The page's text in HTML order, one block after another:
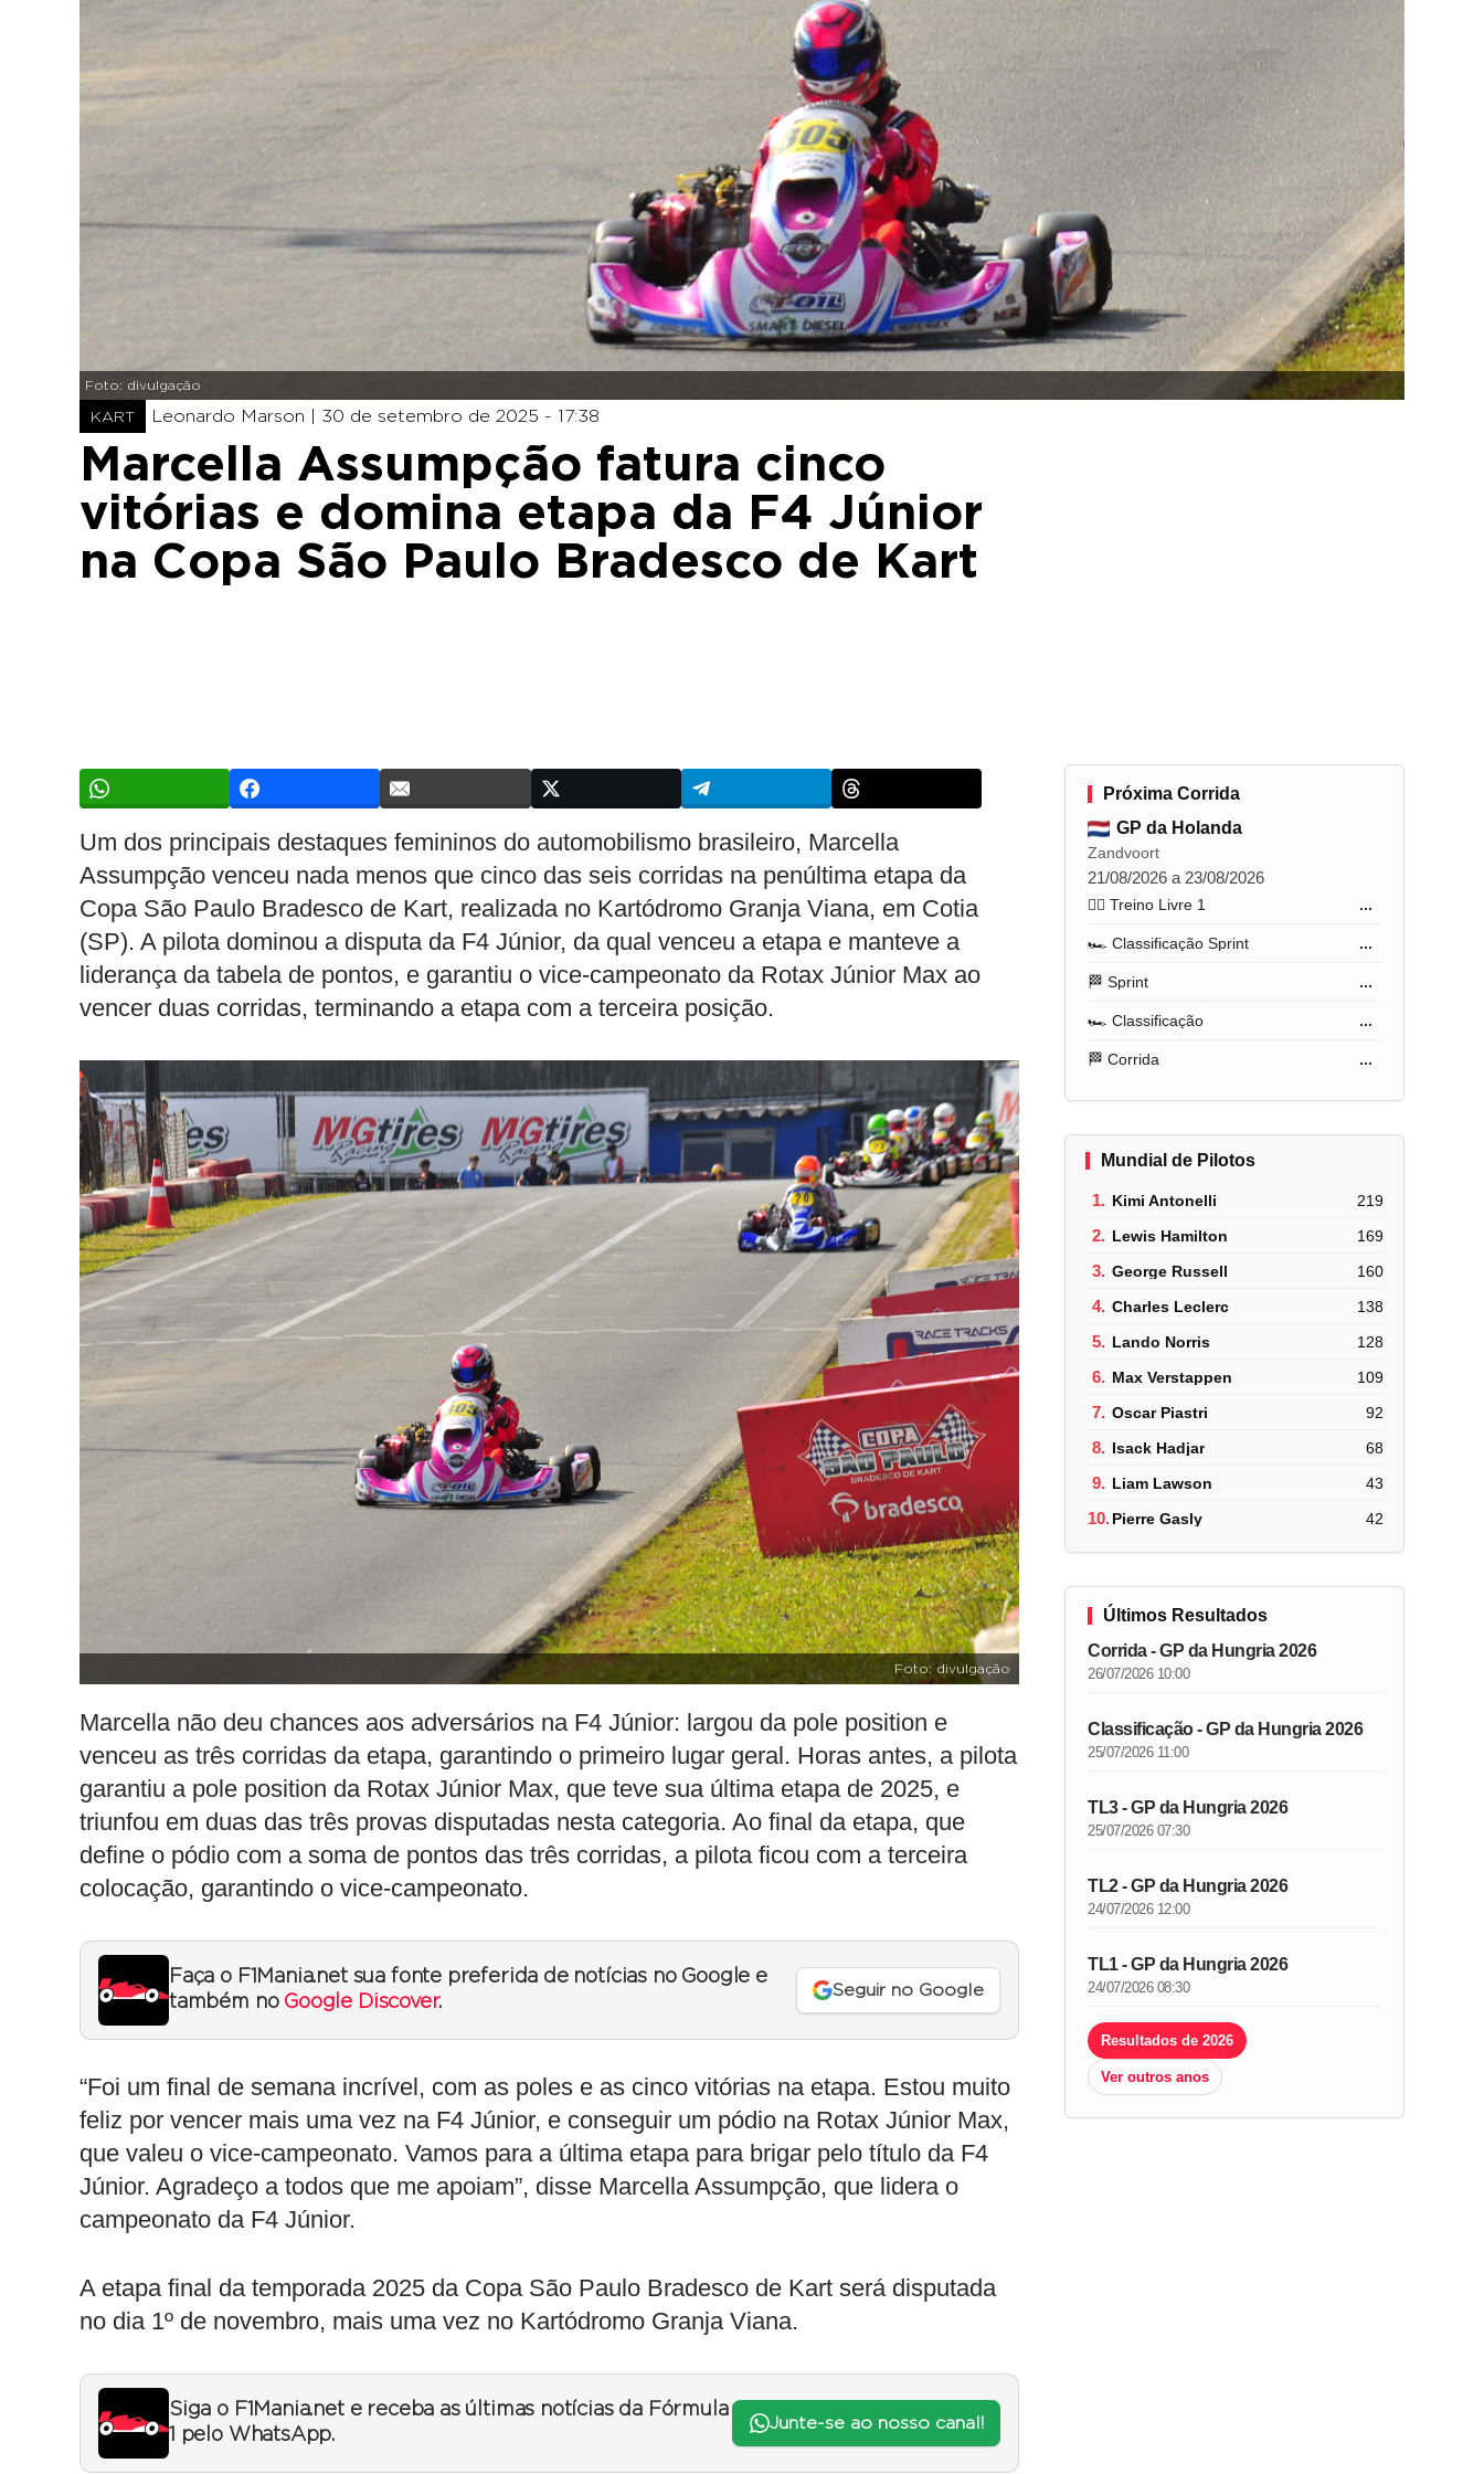
Foto: divulgação
KART Leonardo Marson | 30 de setembro de 2025 - 17:38
Marcella Assumpção fatura cinco
vitórias e domina etapa da F4 Júnior
na Copa São Paulo Bradesco de Kart
Um dos principais destaques femininos do automobilismo brasileiro, Marcella
Assumpção venceu nada menos que cinco das seis corridas na penúltima etapa da
Copa São Paulo Bradesco de Kart, realizada no Kartódromo Granja Viana, em Cotia
(SP). A pilota dominou a disputa da F4 Júnior, da qual venceu a etapa e manteve a
liderança da tabela de pontos, e garantiu o vice-campeonato da Rotax Júnior Max ao
vencer duas corridas, terminando a etapa com a terceira posição.
Foto: divulgação
Marcella não deu chances aos adversários na F4 Júnior: largou da pole position e
venceu as três corridas da etapa, garantindo o primeiro lugar geral. Horas antes, a pilota
garantiu a pole position da Rotax Júnior Max, que teve sua última etapa de 2025, e
triunfou em duas das três provas disputadas nesta categoria. Ao final da etapa, que
define o pódio com a soma de pontos das três corridas, a pilota ficou com a terceira
colocação, garantindo o vice-campeonato.
Faça o F1Mania.net sua fonte preferida de notícias no Google e
também no Google Discover.
Seguir no Google
“Foi um final de semana incrível, com as poles e as cinco vitórias na etapa. Estou muito
feliz por vencer mais uma vez na F4 Júnior, e conseguir um pódio na Rotax Júnior Max,
que valeu o vice-campeonato. Vamos para a última etapa para brigar pelo título da F4
Júnior. Agradeço a todos que me apoiam”, disse Marcella Assumpção, que lidera o
campeonato da F4 Júnior.
A etapa final da temporada 2025 da Copa São Paulo Bradesco de Kart será disputada
no dia 1º de novembro, mais uma vez no Kartódromo Granja Viana.
Siga o F1Mania.net e receba as últimas notícias da Fórmula
1 pelo WhatsApp.
Junte-se ao nosso canal!
Próxima Corrida
GP da Holanda
Zandvoort
21/08/2026 a 23/08/2026
🏋️‍♂️ Treino Livre 1 ...
🏎️ Classificação Sprint ...
🏁 Sprint ...
🏎️ Classificação ...
🏁 Corrida ...
Mundial de Pilotos
1. Kimi Antonelli 219
2. Lewis Hamilton 169
3. George Russell 160
4. Charles Leclerc 138
5. Lando Norris 128
6. Max Verstappen 109
7. Oscar Piastri 92
8. Isack Hadjar 68
9. Liam Lawson 43
10.Pierre Gasly 42
Últimos Resultados
Corrida - GP da Hungria 2026
26/07/2026 10:00
Classificação - GP da Hungria 2026
25/07/2026 11:00
TL3 - GP da Hungria 2026
25/07/2026 07:30
TL2 - GP da Hungria 2026
24/07/2026 12:00
TL1 - GP da Hungria 2026
24/07/2026 08:30
Resultados de 2026
Ver outros anos